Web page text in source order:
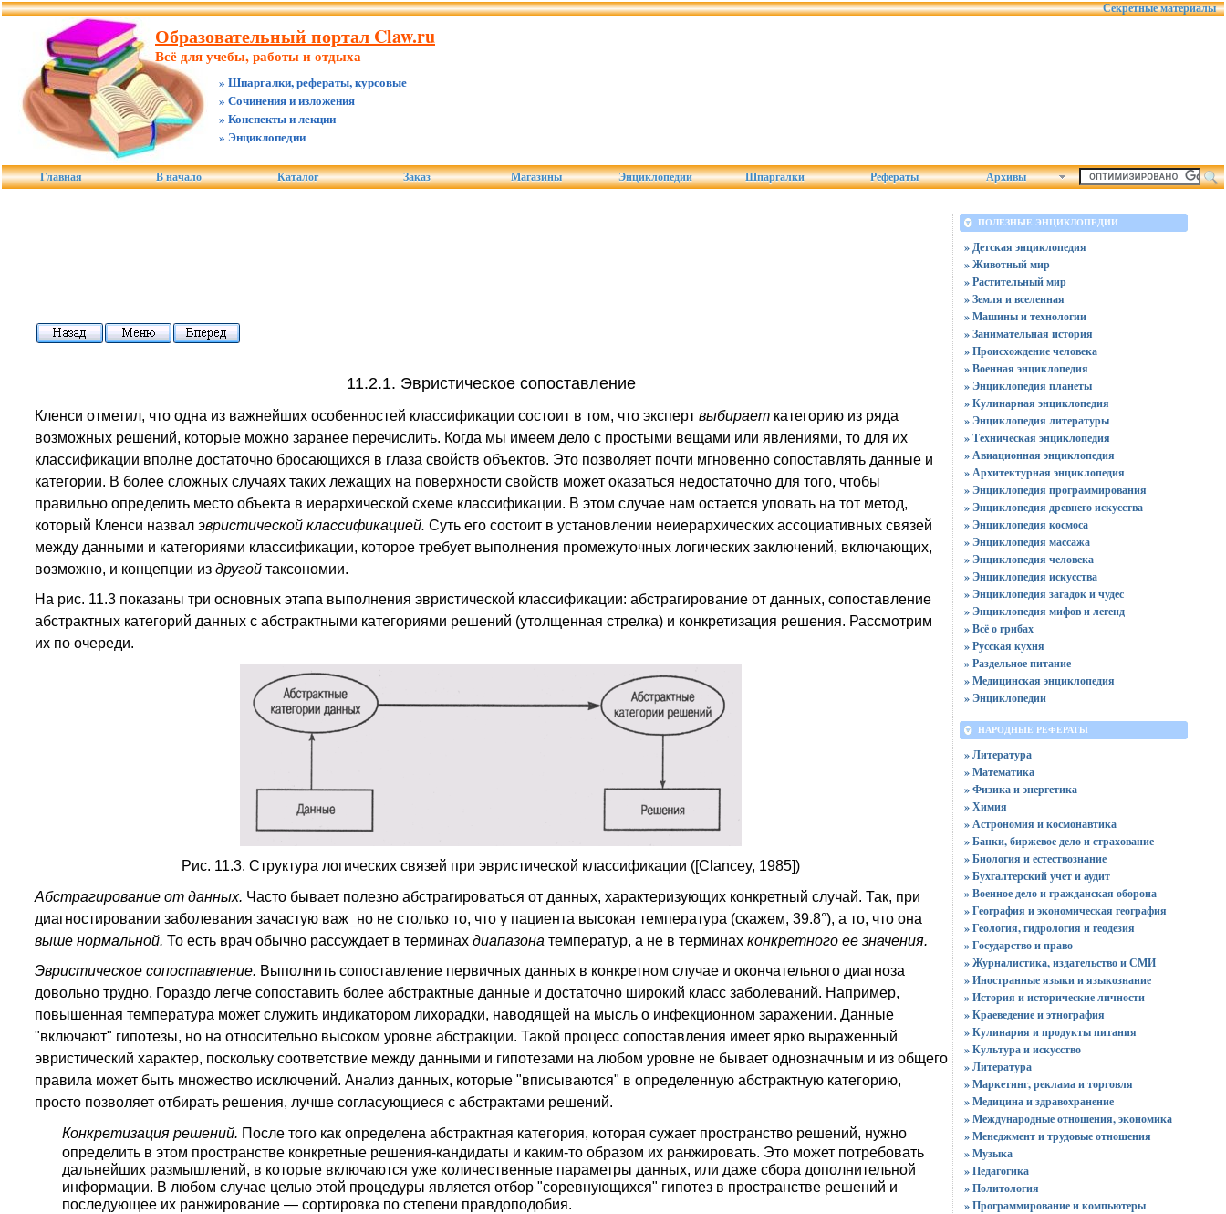
Секретные материалы
Образовательный портал Claw.ru
Всё для учебы, работы и отдыха
» Шпаргалки, рефераты, курсовые
» Сочинения и изложения
» Конспекты и лекции
» Энциклопедии
Главная В начало Каталог Заказ Магазины Энциклопедии Шпаргалки Рефераты Архивы
11.2.1. Эвристическое сопоставление
Кленси отметил, что одна из важнейших особенностей классификации состоит в том, что эксперт выбирает категорию из ряда
возможных решений, которые можно заранее перечислить. Когда мы имеем дело с простыми вещами или явлениями, то для их
классификации вполне достаточно бросающихся в глаза свойств объектов. Это позволяет почти мгновенно сопоставлять данные и
категории. В более сложных случаях таких лежащих на поверхности свойств может оказаться недостаточно для того, чтобы
правильно определить место объекта в иерархической схеме классификации. В этом случае нам остается уповать на тот метод,
который Кленси назвал эвристической классификацией. Суть его состоит в установлении неиерархических ассоциативных связей
между данными и категориями классификации, которое требует выполнения промежуточных логических заключений, включающих,
возможно, и концепции из другой таксономии.
На рис. 11.3 показаны три основных этапа выполнения эвристической классификации: абстрагирование от данных, сопоставление
абстрактных категорий данных с абстрактными категориями решений (утолщенная стрелка) и конкретизация решения. Рассмотрим
их по очереди.
Рис. 11.3. Структура логических связей при эвристической классификации ([Clancey, 1985])
Абстрагирование от данных. Часто бывает полезно абстрагироваться от данных, характеризующих конкретный случай. Так, при
диагностировании заболевания зачастую важ_но не столько то, что у пациента высокая температура (скажем, 39.8°), а то, что она
выше нормальной. То есть врач обычно рассуждает в терминах диапазона температур, а не в терминах конкретного ее значения.
Эвристическое сопоставление. Выполнить сопоставление первичных данных в конкретном случае и окончательного диагноза
довольно трудно. Гораздо легче сопоставить более абстрактные данные и достаточно широкий класс заболеваний. Например,
повышенная температура может служить индикатором лихорадки, наводящей на мысль о инфекционном заражении. Данные
"включают" гипотезы, но на относительно высоком уровне абстракции. Такой процесс сопоставления имеет ярко выраженный
эвристический характер, поскольку соответствие между данными и гипотезами на любом уровне не бывает однозначным и из общего
правила может быть множество исключений. Анализ данных, которые "вписываются" в определенную абстрактную категорию,
просто позволяет отбирать решения, лучше согласующиеся с абстрактами решений.
Конкретизация решений. После того как определена абстрактная категория, которая сужает пространство решений, нужно
определить в этом пространстве конкретные решения-кандидаты и каким-то образом их ранжировать. Это может потребовать
дальнейших размышлений, в которые включаются уже количественные параметры данных, или даже сбора дополнительной
информации. В любом случае целью этой процедуры является отбор "соревнующихся" гипотез в пространстве решений и
последующее их ранжирование — сортировка по степени правдоподобия.
ПОЛЕЗНЫЕ ЭНЦИКЛОПЕДИИ
» Детская энциклопедия
» Животный мир
» Растительный мир
» Земля и вселенная
» Машины и технологии
» Занимательная история
» Происхождение человека
» Военная энциклопедия
» Энциклопедия планеты
» Кулинарная энциклопедия
» Энциклопедия литературы
» Техническая энциклопедия
» Авиационная энциклопедия
» Архитектурная энциклопедия
» Энциклопедия программирования
» Энциклопедия древнего искусства
» Энциклопедия космоса
» Энциклопедия массажа
» Энциклопедия человека
» Энциклопедия искусства
» Энциклопедия загадок и чудес
» Энциклопедия мифов и легенд
» Всё о грибах
» Русская кухня
» Раздельное питание
» Медицинская энциклопедия
» Энциклопедии
НАРОДНЫЕ РЕФЕРАТЫ
» Литература
» Математика
» Физика и энергетика
» Химия
» Астрономия и космонавтика
» Банки, биржевое дело и страхование
» Биология и естествознание
» Бухгалтерский учет и аудит
» Военное дело и гражданская оборона
» География и экономическая география
» Геология, гидрология и геодезия
» Государство и право
» Журналистика, издательство и СМИ
» Иностранные языки и языкознание
» История и исторические личности
» Краеведение и этнография
» Кулинария и продукты питания
» Культура и искусство
» Литература
» Маркетинг, реклама и торговля
» Медицина и здравохранение
» Международные отношения, экономика
» Менеджмент и трудовые отношения
» Музыка
» Педагогика
» Политология
» Программирование и компьютеры